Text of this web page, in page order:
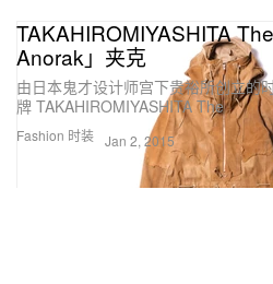
Fashion 时装
TAKAHIROMIYASHITA
Anorak」夹克
由日本鬼才设计师宫下贵裕所创立的
牌 TAKAHIROMIYASHITA The
Jan 2, 2015